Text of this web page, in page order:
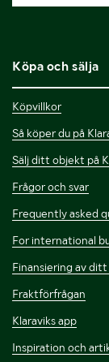
Köpa och sälja
Köpvillkor
Så köper du på
Sälj ditt objekt på
Frågor och svar
Frequently asked
For international
Finansiering av
Fraktförfrågan
Klaraviks app
Inspiration och